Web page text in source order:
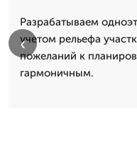
Разрабатываем
учетом рельефа
пожеланий к
гармоничным.
‹